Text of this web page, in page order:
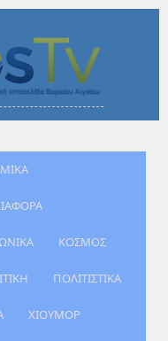
ΚΟΣΜΟΣ
ΠΟΛΙΤΙΣΤΙΚΑ
ΧΙΟΥΜΟΡ